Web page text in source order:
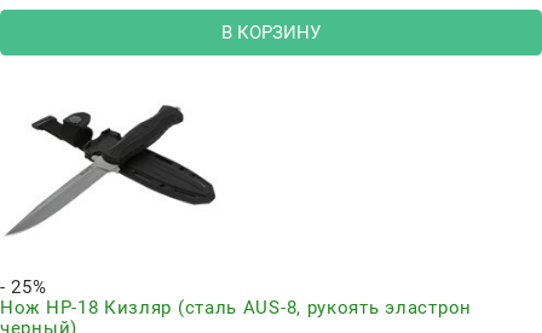
В КОРЗИНУ
- 25%
Нож НР-18 Кизляр (сталь AUS-8, рукоять эластрон
черный)